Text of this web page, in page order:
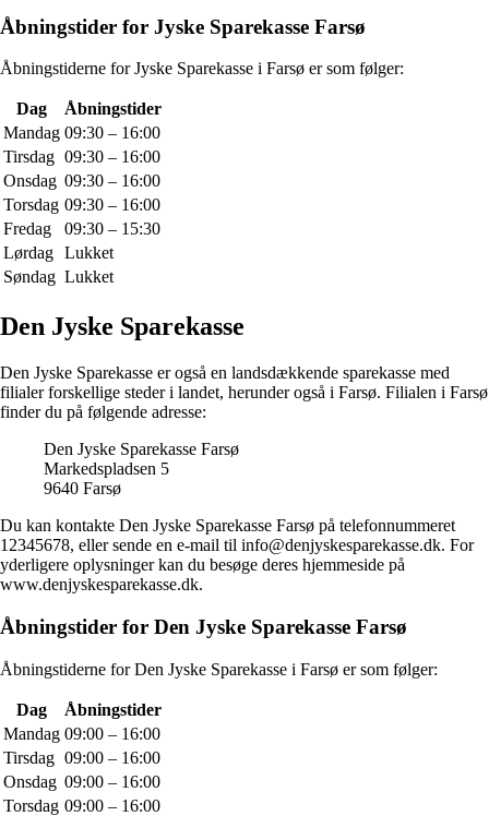
Åbningstider for Jyske Sparekasse Farsø
Åbningstiderne for Jyske Sparekasse i Farsø er som følger:
Dag
Åbningstider
Mandag 09:30 – 16:00
Tirsdag 09:30 – 16:00
Onsdag 09:30 – 16:00
Torsdag 09:30 – 16:00
Fredag
09:30 – 15:30
Lørdag Lukket
Søndag Lukket
Den Jyske Sparekasse
Den Jyske Sparekasse er også en landsdækkende sparekasse med
filialer forskellige steder i landet, herunder også i Farsø. Filialen i Farsø
finder du på følgende adresse:
Den Jyske Sparekasse Farsø
Markedspladsen 5
9640 Farsø
Du kan kontakte Den Jyske Sparekasse Farsø på telefonnummeret
12345678, eller sende en e-mail til info@denjyskesparekasse.dk. For
yderligere oplysninger kan du besøge deres hjemmeside på
www.denjyskesparekasse.dk.
Åbningstider for Den Jyske Sparekasse Farsø
Åbningstiderne for Den Jyske Sparekasse i Farsø er som følger:
Dag
Åbningstider
Mandag 09:00 – 16:00
Tirsdag 09:00 – 16:00
Onsdag 09:00 – 16:00
Torsdag 09:00 – 16:00